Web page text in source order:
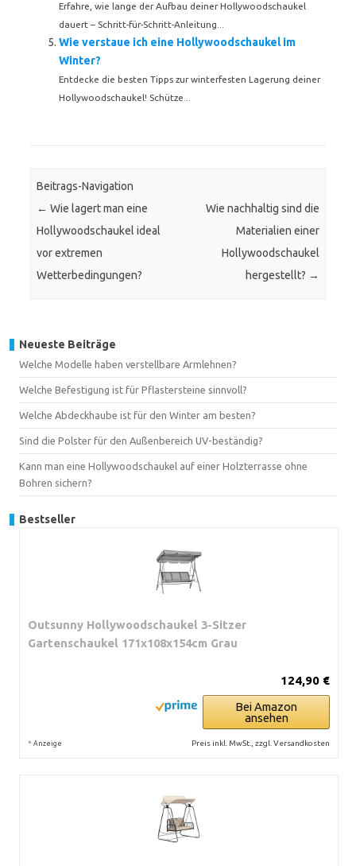
Erfahre, wie lange der Aufbau deiner Hollywoodschaukel
dauert – Schritt-für-Schritt-Anleitung...
Wie verstaue ich eine Hollywoodschaukel im
Winter?
Entdecke die besten Tipps zur winterfesten Lagerung deiner
Hollywoodschaukel! Schütze...
Beitrags-Navigation
← Wie lagert man eine
Hollywoodschaukel ideal
vor extremen
Wetterbedingungen?
Wie nachhaltig sind die
Materialien einer
Hollywoodschaukel
hergestellt? →
Neueste Beiträge
Welche Modelle haben verstellbare Armlehnen?
Welche Befestigung ist für Pflastersteine sinnvoll?
Welche Abdeckhaube ist für den Winter am besten?
Sind die Polster für den Außenbereich UV-beständig?
Kann man eine Hollywoodschaukel auf einer Holzterrasse ohne
Bohren sichern?
Bestseller
Outsunny Hollywoodschaukel 3-Sitzer
Gartenschaukel 171x108x154cm Grau
124,90 €
Bei Amazon
ansehen
* Anzeige Preis inkl. MwSt., zzgl. Versandkosten